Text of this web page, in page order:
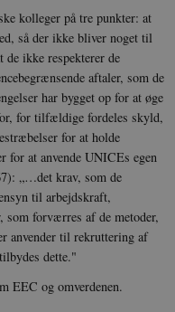
kolleger på tre punkter: at
så der ikke bliver noget til
ikke respekterer de
aftaler, som de
har bygget op for at øge
for tilfældige fordeles skyld,
for at holde
for at anvende UNICEs egen
„…det krav, som de
til arbejdskraft,
som forværres af de metoder,
anvender til rekruttering af
dette."
EEC og omverdenen.